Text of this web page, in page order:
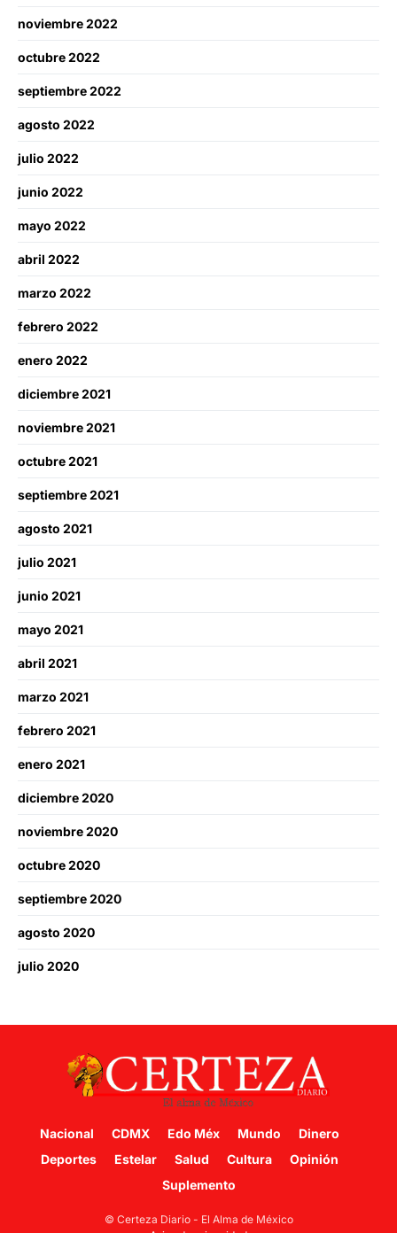
noviembre 2022
octubre 2022
septiembre 2022
agosto 2022
julio 2022
junio 2022
mayo 2022
abril 2022
marzo 2022
febrero 2022
enero 2022
diciembre 2021
noviembre 2021
octubre 2021
septiembre 2021
agosto 2021
julio 2021
junio 2021
mayo 2021
abril 2021
marzo 2021
febrero 2021
enero 2021
diciembre 2020
noviembre 2020
octubre 2020
septiembre 2020
agosto 2020
julio 2020
Nacional CDMX Edo Méx Mundo
Dinero
Deportes
Estelar Salud Cultura
Opinión
Suplemento
© Certeza Diario - El Alma de México